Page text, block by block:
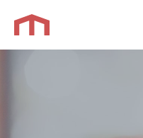
contenu